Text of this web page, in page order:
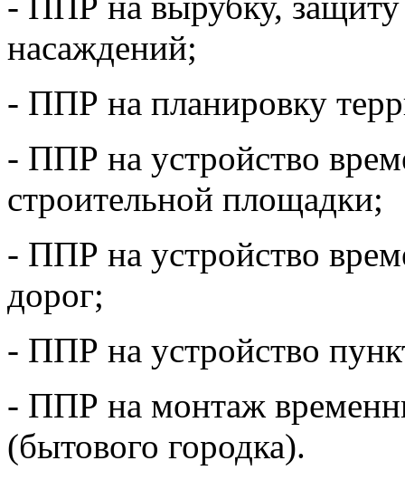
насаждений;
- ППР на планировку
- ППР на устройство
строительной площадки;
- ППР на устройство
дорог;
- ППР на устройство
- ППР на монтаж
(бытового городка).